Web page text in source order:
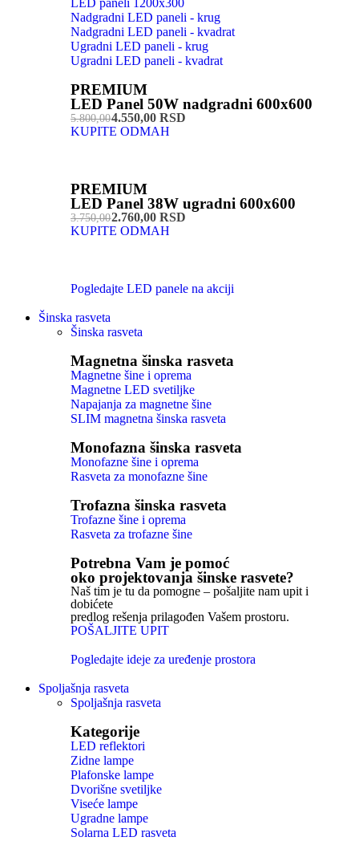
LED paneli 1200x300
Nadgradni LED paneli - krug
Nadgradni LED paneli - kvadrat
Ugradni LED paneli - krug
Ugradni LED paneli - kvadrat
PREMIUM
LED Panel 50W nadgradni 600x600
5.800,004.550,00 RSD
KUPITE ODMAH
PREMIUM
LED Panel 38W ugradni 600x600
3.750,002.760,00 RSD
KUPITE ODMAH
Pogledajte LED panele na akciji
Šinska rasveta
Šinska rasveta
Magnetna šinska rasveta
Magnetne šine i oprema
Magnetne LED svetiljke
Napajanja za magnetne šine
SLIM magnetna šinska rasveta
Monofazna šinska rasveta
Monofazne šine i oprema
Rasveta za monofazne šine
Trofazna šinska rasveta
Trofazne šine i oprema
Rasveta za trofazne šine
Potrebna Vam je pomoć
oko projektovanja šinske rasvete?
Naš tim je tu da pomogne – pošaljite nam upit i
dobićete
predlog rešenja prilagođen Vašem prostoru.
POŠALJITE UPIT
Pogledajte ideje za uređenje prostora
Spoljašnja rasveta
Spoljašnja rasveta
Kategorije
LED reflektori
Zidne lampe
Plafonske lampe
Dvorišne svetiljke
Viseće lampe
Ugradne lampe
Solarna LED rasveta